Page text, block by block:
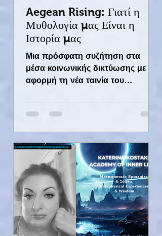
Aegean Rising: Γιατί η
Μυθολογία μας Είναι η
Ιστορία μας
Μια πρόσφατη συζήτηση στα
μέσα κοινωνικής δικτύωσης με
αφορμή τη νέα ταινία του
μου άφησε μια γνώριμη, πικρή
γεύση. Είναι η γεύση που
υπερασπιστείς την αρχαία
ελληνική κληρονομιά και να
μιλήσεις για το βάθος της, αλλά
προσκρούεις σε ανθρώπους που
αρνούνται να δουν πέρα από το
στενό τους πλαίσιο, ανθρώπους
εγκλωβισμένους στις δικές τους
παρωπίδες που γράφουν απλώς